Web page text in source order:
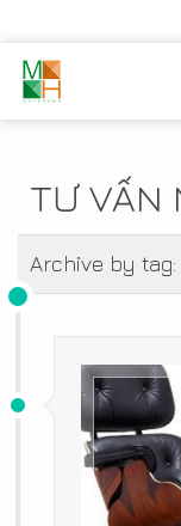
TƯ VẤN
Archive by tag: